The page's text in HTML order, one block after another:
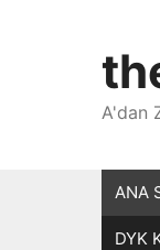
A'dan
ANA
DYK